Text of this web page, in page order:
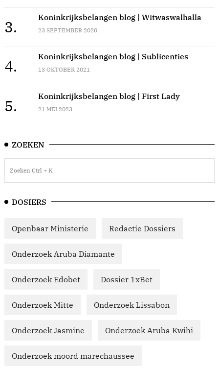
3.
Koninkrijksbelangen blog | Witwaswalhalla
23 SEPTEMBER 2020
4.
Koninkrijksbelangen blog | Sublicenties
13 OKTOBER 2021
5.
Koninkrijksbelangen blog | First Lady
21 MEI 2023
ZOEKEN
DOSIERS
Openbaar Ministerie Redactie Dossiers
Onderzoek Aruba Diamante
Onderzoek Edobet Dossier 1xBet
Onderzoek Mitte Onderzoek Lissabon
Onderzoek Jasmine Onderzoek Aruba Kwihi
Onderzoek moord marechaussee